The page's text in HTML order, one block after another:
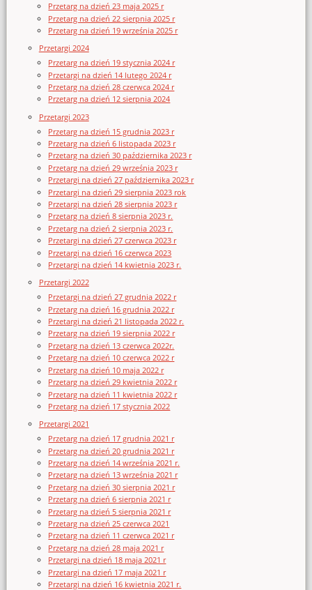
Przetarg na dzień 23 maja 2025 r
Przetarg na dzień 22 sierpnia 2025 r
Przetarg na dzień 19 września 2025 r
Przetargi 2024
Przetarg na dzień 19 stycznia 2024 r
Przetargi na dzień 14 lutego 2024 r
Przetarg na dzień 28 czerwca 2024 r
Przetarg na dzień 12 sierpnia 2024
Przetargi 2023
Przetarg na dzień 15 grudnia 2023 r
Przetarg na dzień 6 listopada 2023 r
Przetarg na dzień 30 października 2023 r
Przetarg na dzień 29 września 2023 r
Przetargi na dzień 27 października 2023 r
Przetargi na dzień 29 sierpnia 2023 rok
Przetargi na dzień 28 sierpnia 2023 r
Przetarg na dzień 8 sierpnia 2023 r.
Przetarg na dzień 2 sierpnia 2023 r.
Przetargi na dzień 27 czerwca 2023 r
Przetargi na dzień 16 czerwca 2023
Przetargi na dzień 14 kwietnia 2023 r.
Przetargi 2022
Przetargi na dzień 27 grudnia 2022 r
Przetarg na dzień 16 grudnia 2022 r
Przetargi na dzień 21 listopada 2022 r.
Przetarg na dzień 19 sierpnia 2022 r
Przetarg na dzień 13 czerwca 2022r.
Przetarg na dzień 10 czerwca 2022 r
Przetarg na dzień 10 maja 2022 r
Przetarg na dzień 29 kwietnia 2022 r
Przetarg na dzień 11 kwietnia 2022 r
Przetarg na dzień 17 stycznia 2022
Przetargi 2021
Przetarg na dzień 17 grudnia 2021 r
Przetarg na dzień 20 grudnia 2021 r
Przetarg na dzień 14 września 2021 r.
Przetarg na dzień 13 września 2021 r
Przetarg na dzień 30 sierpnia 2021 r
Przetarg na dzień 6 sierpnia 2021 r
Przetarg na dzień 5 sierpnia 2021 r
Przetarg na dzień 25 czerwca 2021
Przetarg na dzień 11 czerwca 2021 r
Przetarg na dzień 28 maja 2021 r
Przetargi na dzień 18 maja 2021 r
Przetargi na dzień 17 maja 2021 r
Przetargi na dzień 16 kwietnia 2021 r.